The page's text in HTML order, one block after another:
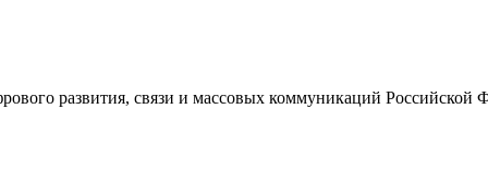
развития, связи и массовых коммуникаций Российской